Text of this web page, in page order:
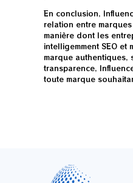
En conclusion,
relation entre
manière dont les
intelligemment SEO et
marque authentiques,
transparence,
toute marque